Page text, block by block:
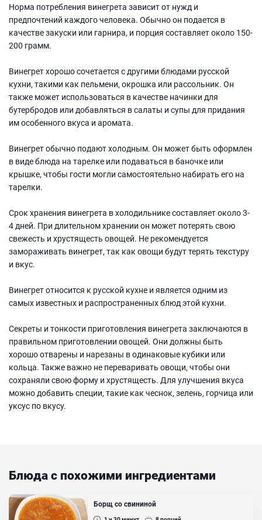
Норма потребления винегрета зависит от нужд и
предпочтений каждого человека. Обычно он подается в
качестве закуски или гарнира, и порция составляет около 150-
200 грамм.
Винегрет хорошо сочетается с другими блюдами русской
кухни, такими как пельмени, окрошка или рассольник. Он
также может использоваться в качестве начинки для
бутербродов или добавляться в салаты и супы для придания
им особенного вкуса и аромата.
Винегрет обычно подают холодным. Он может быть оформлен
в виде блюда на тарелке или подаваться в баночке или
крышке, чтобы гости могли самостоятельно набирать его на
тарелки.
Срок хранения винегрета в холодильнике составляет около 3-
4 дней. При длительном хранении он может потерять свою
свежесть и хрустящесть овощей. Не рекомендуется
замораживать винегрет, так как овощи будут терять текстуру
и вкус.
Винегрет относится к русской кухне и является одним из
самых известных и распространенных блюд этой кухни.
Секреты и тонкости приготовления винегрета заключаются в
правильном приготовлении овощей. Они должны быть
хорошо отварены и нарезаны в одинаковые кубики или
кольца. Также важно не переваривать овощи, чтобы они
сохраняли свою форму и хрустящесть. Для улучшения вкуса
можно добавить специи, такие как чеснок, зелень, горчица или
уксус по вкусу.
Блюда с похожими ингредиентами
Борщ со свининой